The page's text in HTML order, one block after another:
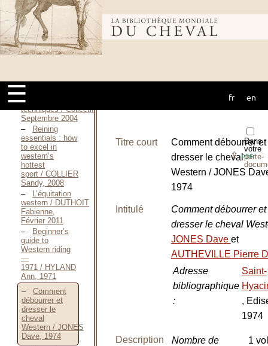
Bibliothèque
mondiale du
cheval
☰ fr en
training —
Théorie et
pratique / BRAINARD
Jack, S. D.
[1995]
If I were to
Jack, 2000
Styles et
techniques / Collectif,
Septembre 2004
Reining
essentials : how
to excel in
western’s
hottest
sport / COLLIER
Sandy, 2008
L’équitation
western / DUTHOIT
Fabienne,
Février 2011
Beginner’s
guide to
Western riding
—
1971 / HYLAND
Ann, 1971
Comment
débourrer et
dresser le
cheval
Western / JONES
Dave, 1974
Dans
votre
porte-
⇪PDF
Titre court
Comment débourrer et
dresser le cheval
Western / JONES
1974
Intitulé
Comment débourrer et
dresser le cheval
JONES Dave et
AUTHEVILLE Pierre
Adresse
bibliographique
:
Saint-
,
1974
Description
Nombre de
1